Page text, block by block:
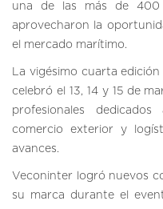
una de las más de 400
aprovecharon la
el mercado marítimo.
La vigésimo cuarta
celebró el 13, 14 y 15 de
profesionales
comercio exterior y
avances.
Veconinter logró nuevos
su marca durante el